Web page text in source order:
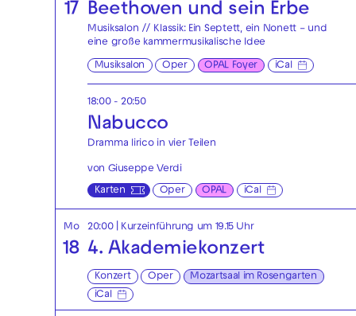
17 Beethoven und sein Erbe
Musiksalon // Klassik: Ein Septett, ein Nonett – und
eine große kammermusikalische Idee
Musiksalon Oper OPAL Foyer iCal
18:00 - 20:50
Nabucco
Dramma lirico in vier Teilen
von Giuseppe Verdi
Karten Oper OPAL iCal
Mo
18
20:00 | Kurzeinführung um 19.15 Uhr
4. Akademiekonzert
Konzert Oper
Mozartsaal im Rosengarten
iCal